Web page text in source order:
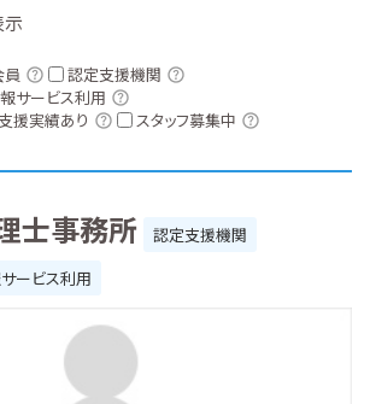
示
員
認定支援機関
サービス利用
援実績あり
スタッフ募集中
士事務所
認定支援機関
ービス利用